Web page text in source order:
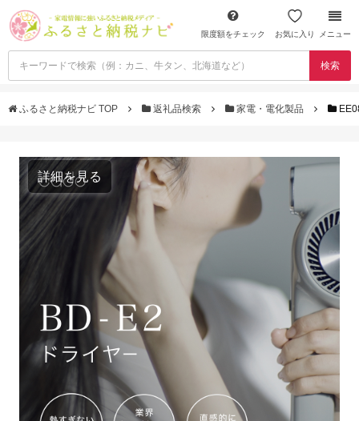
限度額をチェック お気に入り メニュー
検索
ふるさと納税ナビ TOP 返礼品検索 家電・電化製品
詳細を見る